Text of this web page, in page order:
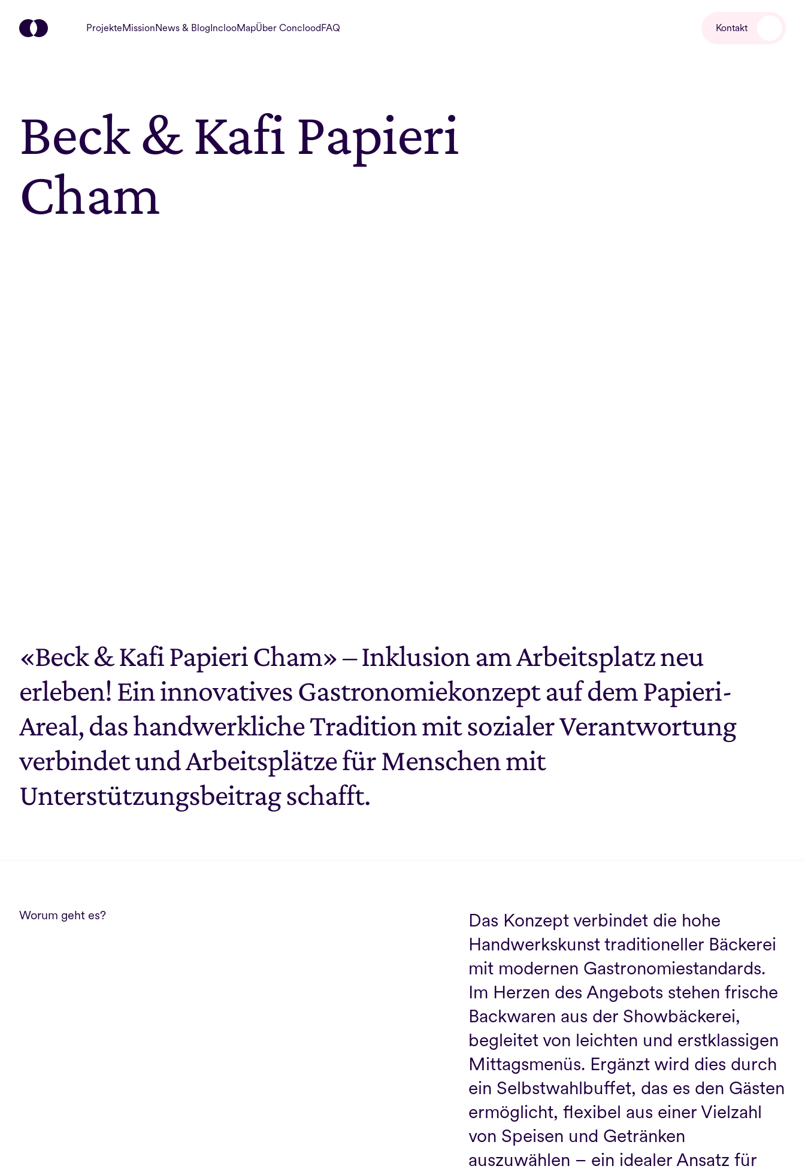
ProjekteMissionNews & BlogInclooMapÜber ConcloodFAQ Kontakt
Beck & Kafi Papieri
Cham
«Beck & Kafi Papieri Cham» – Inklusion am Arbeitsplatz neu
erleben! Ein innovatives Gastronomiekonzept auf dem Papieri-
Areal, das handwerkliche Tradition mit sozialer Verantwortung
verbindet und Arbeitsplätze für Menschen mit
Unterstützungsbeitrag schafft.
Worum geht es?
Das Konzept verbindet die hohe
Handwerkskunst traditioneller Bäckerei
mit modernen Gastronomiestandards.
Im Herzen des Angebots stehen frische
Backwaren aus der Showbäckerei,
begleitet von leichten und erstklassigen
Mittagsmenüs. Ergänzt wird dies durch
ein Selbstwahlbuffet, das es den Gästen
ermöglicht, flexibel aus einer Vielzahl
von Speisen und Getränken
auszuwählen – ein idealer Ansatz für